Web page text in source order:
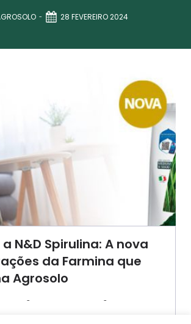
- 28 FEVEREIRO 2024
N&D Spirulina: A nova
da Farmina que
Agrosolo
- -